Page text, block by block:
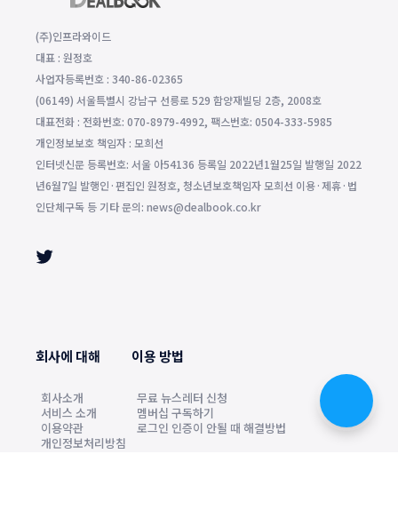
(주)인프라와이드
대표 : 원정호
사업자등록번호 : 340-86-02365
(06149) 서울특별시 강남구 선릉로 529 함양재빌딩 2층, 2008호
대표전화 : 전화번호: 070-8979-4992, 팩스번호: 0504-333-5985
개인정보보호 책임자 : 모희선
인터넷신문 등록번호: 서울 아54136 등록일 2022년1월25일 발행일 2022
년6월7일 발행인·편집인 원정호, 청소년보호책임자 모희선 이용·제휴·법
인단체구독 등 기타 문의: news@dealbook.co.kr
회사에 대해
회사소개
서비스 소개
이용약관
개인정보처리방침
이용 방법
무료 뉴스레터 신청
멤버십 구독하기
로그인 인증이 안될 때 해결방법